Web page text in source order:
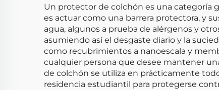
Un protector de colchón es una categoría
es actuar como una barrera protectora, y
agua, algunos a prueba de alérgenos y
asumiendo así el desgaste diario y la
como recubrimientos a nanoescala y
cualquier persona que desee mantener
de colchón se utiliza en prácticamente
residencia estudiantil para protegerse